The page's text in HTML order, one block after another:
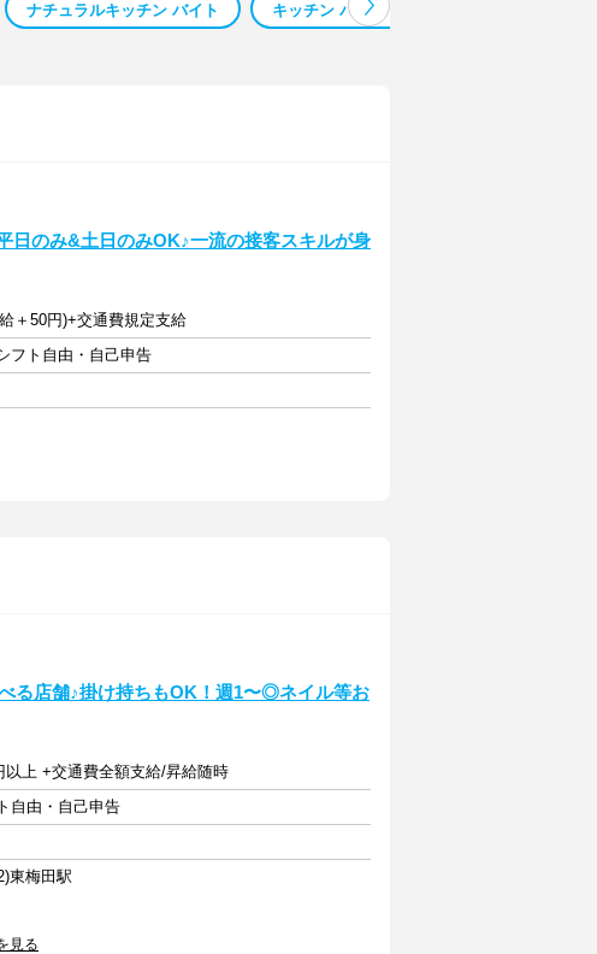
ナチュラルキッチン バイト キッチン バイト おすすめ
日のみ&土日のみOK♪一流の接客スキルが身
＋50円)+交通費規定支給
フト自由・自己申告
る店舗♪掛け持ちもOK！週1〜◎ネイル等お
以上 +交通費全額支給/昇給随時
自由・自己申告
東梅田駅
見る